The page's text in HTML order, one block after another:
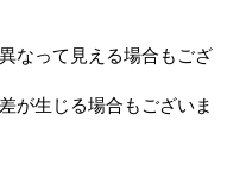
なって見える場合もござ
が生じる場合もございま